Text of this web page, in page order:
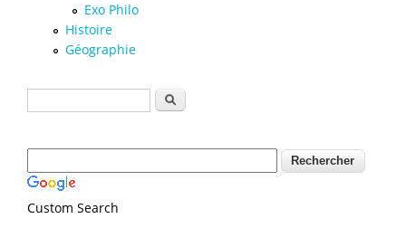
Exo Philo
Histoire
Géographie
Formulaire de recherche
Rechercher
Custom Search